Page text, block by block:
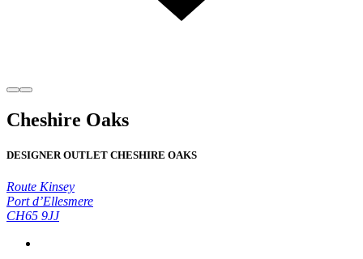
Cheshire Oaks
DESIGNER OUTLET CHESHIRE OAKS
Route Kinsey
Port d’Ellesmere
CH65 9JJ